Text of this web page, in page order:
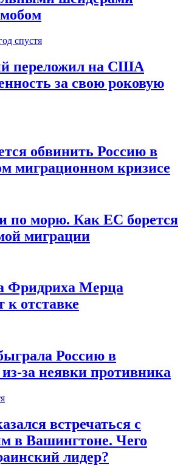
спустя
переложил на США
за свою роковую
обвинить Россию в
миграционном кризисе
по морю. Как ЕС борется
миграции
Фридриха Мерца
к отставке
Россию в
за неявки противника
встречаться с
в Вашингтоне. Чего
лидер?